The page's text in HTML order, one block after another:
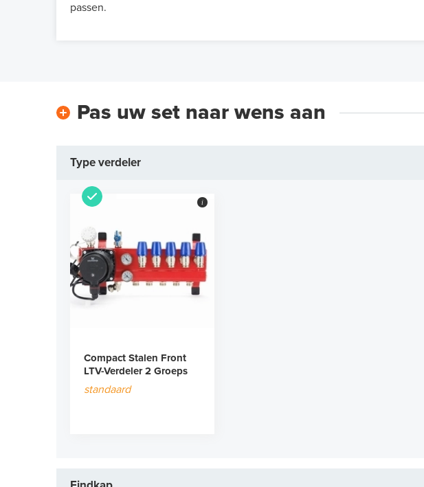
passen.
Pas uw set naar wens aan
Type verdeler
Compact Stalen Front
LTV-Verdeler 2 Groeps
standaard
i